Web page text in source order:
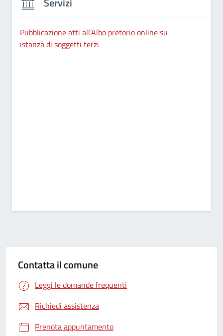
Pubblicazione atti all’Albo pretorio online su
istanza di soggetti terzi
Contatta il comune
Leggi le domande frequenti
Richiedi assistenza
Prenota appuntamento